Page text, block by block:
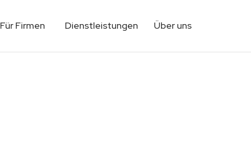
Für Firmen Dienstleistungen Über uns